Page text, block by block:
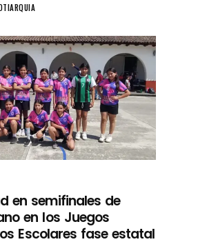
en semifinales de
en los Juegos
Escolares fase estatal